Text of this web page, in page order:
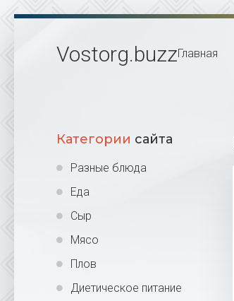
Vostorg.buzzГлавная
Категории сайта
Разные блюда
Еда
Сыр
Мясо
Плов
Диетическое питание